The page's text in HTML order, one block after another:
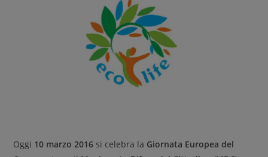
Oggi 10 marzo 2016 si celebra la Giornata Europea del